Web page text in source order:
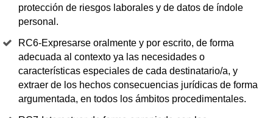
protección de riesgos laborales y de datos de índole
personal.
RC6-Expresarse oralmente y por escrito, de forma
adecuada al contexto ya las necesidades o
características especiales de cada destinatario/a, y
extraer de los hechos consecuencias jurídicas de forma
argumentada, en todos los ámbitos procedimentales.